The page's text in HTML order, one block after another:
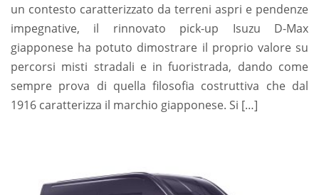
un contesto caratterizzato da terreni aspri e pendenze
impegnative, il rinnovato pick-up Isuzu D-Max
giapponese ha potuto dimostrare il proprio valore su
percorsi misti stradali e in fuoristrada, dando come
sempre prova di quella filosofia costruttiva che dal
1916 caratterizza il marchio giapponese. Si […]